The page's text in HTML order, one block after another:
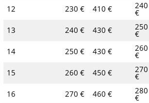
12
230 € 410 € 240
€
13
240 € 430 € 250
€
14
250 € 430 € 260
€
15
260 € 450 € 270
€
16
270 € 460 € 280
€